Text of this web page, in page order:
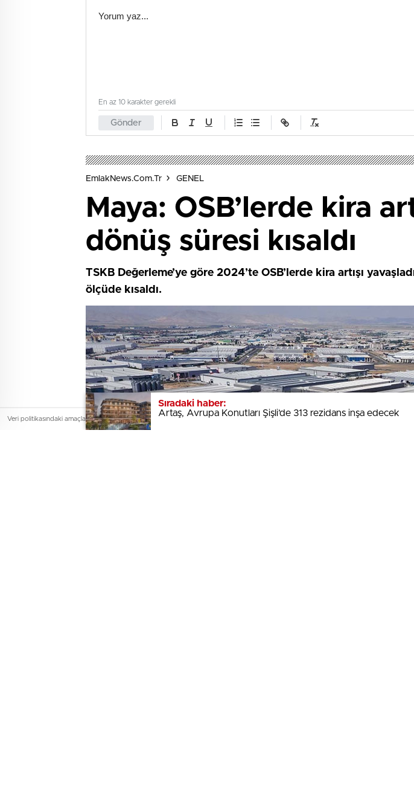
Gönder
En az 10 karakter gerekli
Sıradaki haber:
Artaş, Avrupa Konutları Şişli’de 313 rezidans inşa edecek
EmlakNews.com.tr GENEL
Maya: OSB’lerde kira
dönüş süresi kısaldı
TSKB Değerleme’ye göre 2024’te OSB’lerde kira artışı
ölçüde kısaldı.
Sıradaki haber:
Artaş, Avrupa Konutları Şişli’de 313 rezidans inşa edecek
Veri politikasındaki amaçlarla sınırlı ve mevzuata uygun şekilde çerez kullanıyoruz. Sitemizi kullanmaya devam ederek bunu kabul etmiş